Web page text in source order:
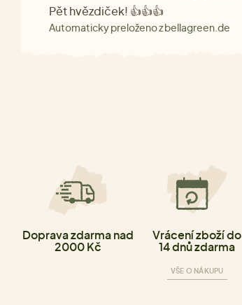
Pět hvězdiček! 👍👍👍
Automaticky preloženo z bellagreen.de
Doprava zdarma nad
2000 Kč
Vrácení zboží do
14 dnů zdarma
VŠE O NÁKUPU